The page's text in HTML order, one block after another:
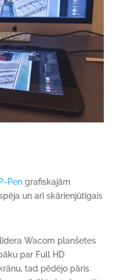
Pengrafiskajām
un arī skārienjūtīgais
Wacom planšetes
par Full HD
tad pēdējo pāris